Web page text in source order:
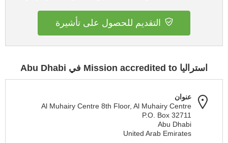
التقديم للحصول على تأشيرة
استراليا Mission accredited to في Abu Dhabi
عنوان
Al Muhairy Centre 8th Floor, Al Muhairy Centre
P.O. Box 32711
Abu Dhabi
United Arab Emirates